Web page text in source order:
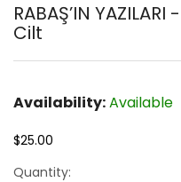
RABAŞ’IN
Cilt
Availability:Available
$25.00
Quantity: